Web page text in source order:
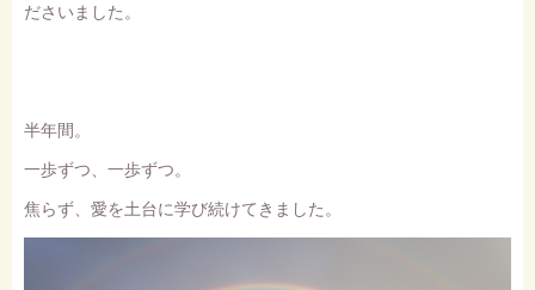
ださいました。
半年間。
一歩ずつ、一歩ずつ。
焦らず、愛を土台に学び続けてきました。